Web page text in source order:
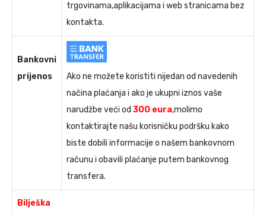
trgovinama,aplikacijama i web stranicama bez
kontakta.
Bankovni
prijenos
Ako ne možete koristiti nijedan od navedenih
načina plaćanja i ako je ukupni iznos vaše
narudžbe veći od 300 eura,molimo
kontaktirajte našu korisničku podršku kako
biste dobili informacije o našem bankovnom
računu i obavili plaćanje putem bankovnog
transfera.
Bilješka